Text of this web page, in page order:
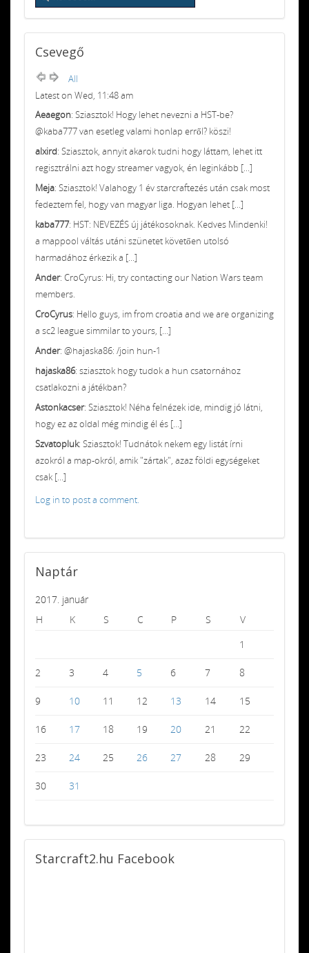
Csevegő
All
Latest on Wed, 11:48 am
Aeaegon: Sziasztok! Hogy lehet nevezni a HST-be?
@kaba777 van esetleg valami honlap erről? köszi!
alxird: Sziasztok, annyit akarok tudni hogy láttam, lehet itt
regisztrálni azt hogy streamer vagyok, én leginkább [...]
Meja: Sziasztok! Valahogy 1 év starcraftezés után csak most
fedeztem fel, hogy van magyar liga. Hogyan lehet [...]
kaba777: HST: NEVEZÉS új játékosoknak. Kedves Mindenki!
a mappool váltás utáni szünetet követően utolsó
harmadához érkezik a [...]
Ander: CroCyrus: Hi, try contacting our Nation Wars team
members.
CroCyrus: Hello guys, im from croatia and we are organizing
a sc2 league simmilar to yours, [...]
Ander: @hajaska86: /join hun-1
hajaska86: sziasztok hogy tudok a hun csatornához
csatlakozni a játékban?
Astonkacser: Sziasztok! Néha felnézek ide, mindig jó látni,
hogy ez az oldal még mindig él és [...]
Szvatopluk: Sziasztok! Tudnátok nekem egy listát írni
azokról a map-okról, amik "zártak", azaz földi egységeket
csak [...]
Log in to post a comment.
Naptár
2017. január
H
K S C P S
V
1
2 3 4 5 6 7 8
9 10 11 12 13 14 15
16 17 18 19 20 21 22
23 24 25 26 27 28 29
30 31
Starcraft2.hu Facebook